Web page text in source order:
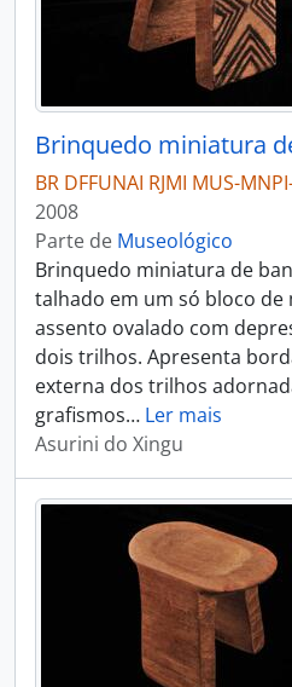
Brinquedo miniatura
BR DFFUNAI RJMI MUS-
2008
Parte de Museológico
Brinquedo miniatura de
talhado em um só bloco
assento ovalado com
dois trilhos. Apresenta
externa dos trilhos
grafismos… Ler mais
Asurini do Xingu